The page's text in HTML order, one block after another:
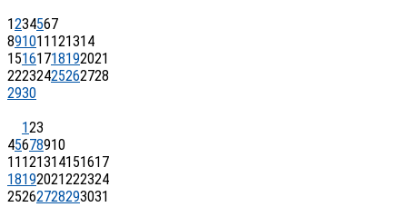
1234567
891011 121314
15161718192021
22232425262728
2930
123
45678910
11 121314151617
18192021222324
25262728293031